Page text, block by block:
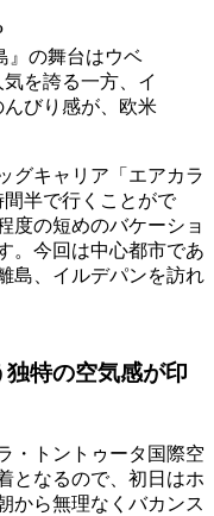
』の舞台はウベ
を誇る一方、イ
びり感が、欧米
グキャリア「エアカラ
半で行くことがで
度の短めのバケーショ
。今回は中心都市であ
島、イルデパンを訪れ
特の空気感が印
・トントゥータ国際空
となるので、初日はホ
から無理なくバカンス